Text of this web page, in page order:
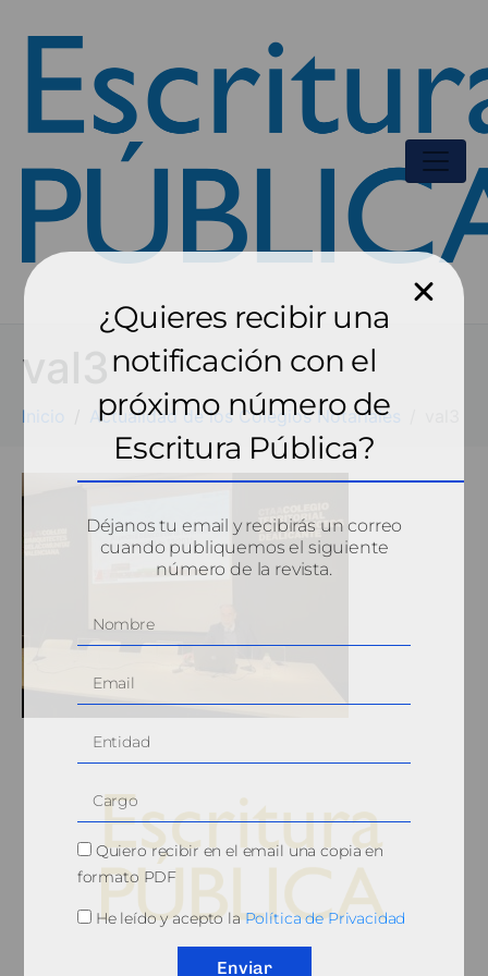
val3
Inicio Actualidad de los Colegios Notariales
© 2010, Consejo General del Notariado
¿Quieres recibir una
notificación con el
próximo número de
Escritura Pública?
Déjanos tu email y recibirás un correo
cuando publiquemos el siguiente
número de la revista.
Quiero recibir en el email una copia en
formato PDF
He leído y acepto laPolítica de Privacidad
Enviar